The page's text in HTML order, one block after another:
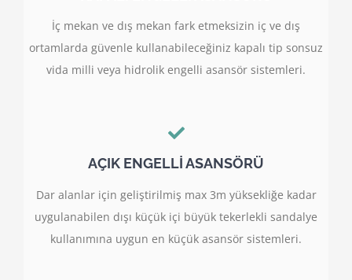
İç mekan ve dış mekan fark etmeksizin iç ve dış
ortamlarda güvenle kullanabileceğiniz kapalı tip sonsuz
vida milli veya hidrolik engelli asansör sistemleri.
AÇIK ENGELLİ ASANSÖRÜ
Dar alanlar için geliştirilmiş max 3m yüksekliğe kadar
uygulanabilen dışı küçük içi büyük tekerlekli sandalye
kullanımına uygun en küçük asansör sistemleri.